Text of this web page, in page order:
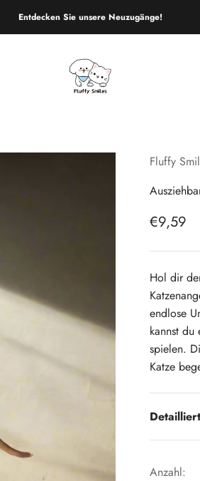
Entdecken Sie unsere Neuzugänge!
Fluffy Smiles
Fluffy
Angebot
€9,59
Hol dir
endlose
kannst
spielen.
Katze
Anzahl: